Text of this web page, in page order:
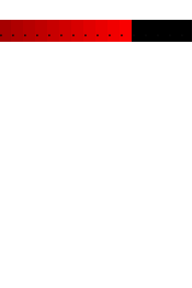
. . . . . . . . . . .